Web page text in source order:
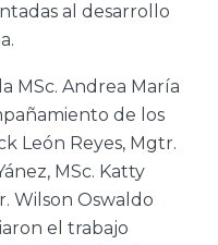
al desarrollo
MSc. Andrea María
de los
León Reyes, Mgtr.
MSc. Katty
Wilson Oswaldo
el trabajo